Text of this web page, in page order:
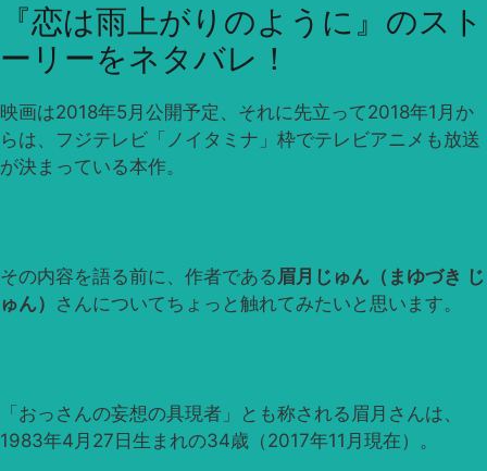
『恋は雨上がりのように』のスト
ーリーをネタバレ！
映画は2018年5月公開予定、それに先立って2018年1月か
らは、フジテレビ「ノイタミナ」枠でテレビアニメも放送
が決まっている本作。
その内容を語る前に、作者である 眉月じゅん（まゆづき じ
ゅん） さんについてちょっと触れてみたいと思います。
「おっさんの妄想の具現者」とも称される眉月さんは、
1983年4月27日生まれの34歳（2017年11月現在）。